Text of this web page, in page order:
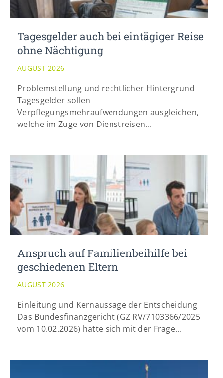
Tagesgelder auch bei eintägiger Reise
ohne Nächtigung
AUGUST 2026
Problemstellung und rechtlicher Hintergrund
Tagesgelder sollen
Verpflegungsmehraufwendungen ausgleichen,
welche im Zuge von Dienstreisen...
Anspruch auf Familienbeihilfe bei
geschiedenen Eltern
AUGUST 2026
Einleitung und Kernaussage der Entscheidung
Das Bundesfinanzgericht (GZ RV/7103366/2025
vom 10.02.2026) hatte sich mit der Frage...